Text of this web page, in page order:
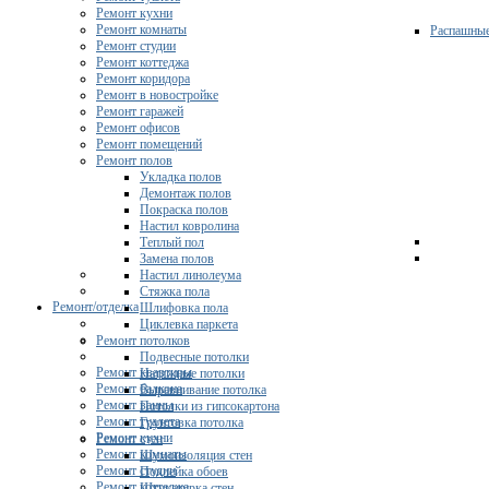
Ремонт/отделка
Ремонт квартиры
Ремонт балкона
Ремонт ванны
Ремонт туалета
Ремонт кухни
Ремонт комнаты
Ремонт студии
Ремонт кухни
Ремонт комнаты
Ремонт студии
Ремонт коттеджа
Ремонт коридора
Ремонт в новостройке
Ремонт гаражей
Ремонт офисов
Ремонт помещений
Ремонт полов
Укладка полов
Демонтаж полов
Покраска полов
Настил ковролина
Теплый пол
Замена полов
Настил линолеума
Стяжка пола
Шлифовка пола
Циклевка паркета
Ремонт потолков
Подвесные потолки
Натяжные потолки
Выравнивание потолка
Потолки из гипсокартона
Грунтовка потолка
Ремонт стен
Шумоизоляция стен
Поклейка обоев